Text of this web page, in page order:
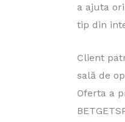
a ajuta
tip din
Client
sală de
Oferta a